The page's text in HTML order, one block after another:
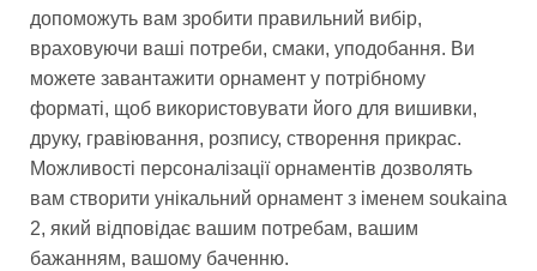
допоможуть вам зробити правильний вибір,
враховуючи ваші потреби, смаки, уподобання. Ви
можете завантажити орнамент у потрібному
форматі, щоб використовувати його для вишивки,
друку, гравіювання, розпису, створення прикрас.
Можливості персоналізації орнаментів дозволять
вам створити унікальний орнамент з іменем soukaina
2, який відповідає вашим потребам, вашим
бажанням, вашому баченню.